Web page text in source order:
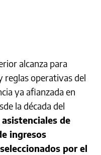
alcanza para
reglas operativas del
ya afianzada en
la década del
de
ingresos
por el